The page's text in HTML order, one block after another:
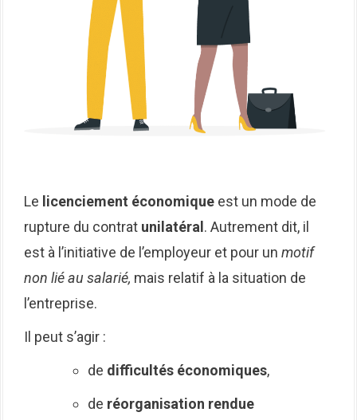
Le licenciement économique est un mode de
rupture du contrat unilatéral . Autrement dit, il
est à l’initiative de l’employeur et pour un motif
non lié au salarié, mais relatif à la situation de
l’entreprise.
Il peut s’agir :
de difficultés économiques,
de réorganisation rendue